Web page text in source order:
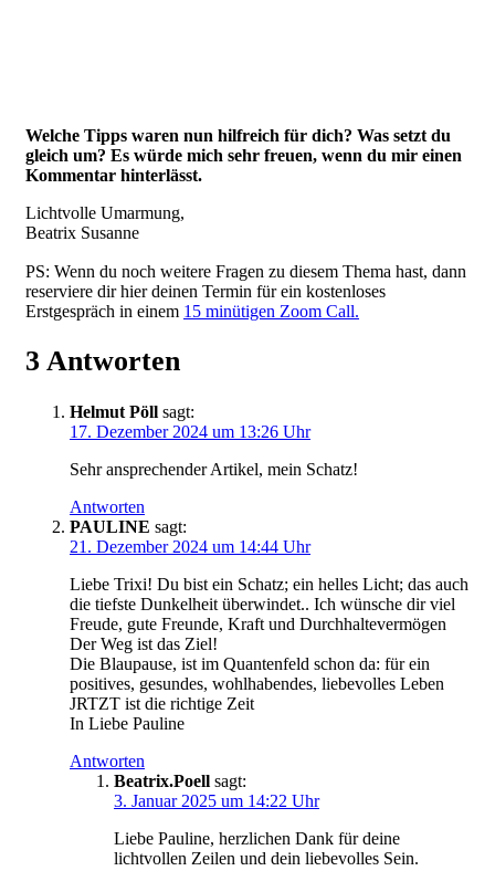
Welche Tipps waren nun hilfreich für dich? Was setzt du
gleich um? Es würde mich sehr freuen, wenn du mir einen
Kommentar hinterlässt.
Lichtvolle Umarmung,
Beatrix Susanne
PS: Wenn du noch weitere Fragen zu diesem Thema hast, dann
reserviere dir hier deinen Termin für ein kostenloses
Erstgespräch in einem 15 minütigen Zoom Call.
3 Antworten
Helmut Pöll sagt:
17. Dezember 2024 um 13:26 Uhr
Sehr ansprechender Artikel, mein Schatz!
Antworten
PAULINE sagt:
21. Dezember 2024 um 14:44 Uhr
Liebe Trixi! Du bist ein Schatz; ein helles Licht; das auch
die tiefste Dunkelheit überwindet.. Ich wünsche dir viel
Freude, gute Freunde, Kraft und Durchhaltevermögen
Der Weg ist das Ziel!
Die Blaupause, ist im Quantenfeld schon da: für ein
positives, gesundes, wohlhabendes, liebevolles Leben
JRTZT ist die richtige Zeit
In Liebe Pauline
Antworten
Beatrix.Poell sagt:
3. Januar 2025 um 14:22 Uhr
Liebe Pauline, herzlichen Dank für deine
lichtvollen Zeilen und dein liebevolles Sein.